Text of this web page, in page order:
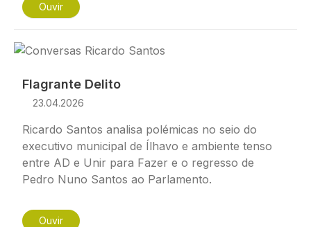
Ouvir
Imagem
Flagrante Delito
23.04.2026
Ricardo Santos analisa polémicas no seio do
executivo municipal de Ílhavo e ambiente tenso
entre AD e Unir para Fazer e o regresso de
Pedro Nuno Santos ao Parlamento.
Ouvir